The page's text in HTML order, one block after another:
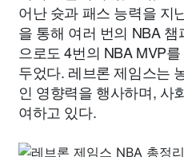
어난 슛과 패스 능력을 지
을 통해 여러 번의 NBA
으로도 4번의 NBA MVP
두었다. 레브론 제임스는
인 영향력을 행사하며, 사
여하고 있다.